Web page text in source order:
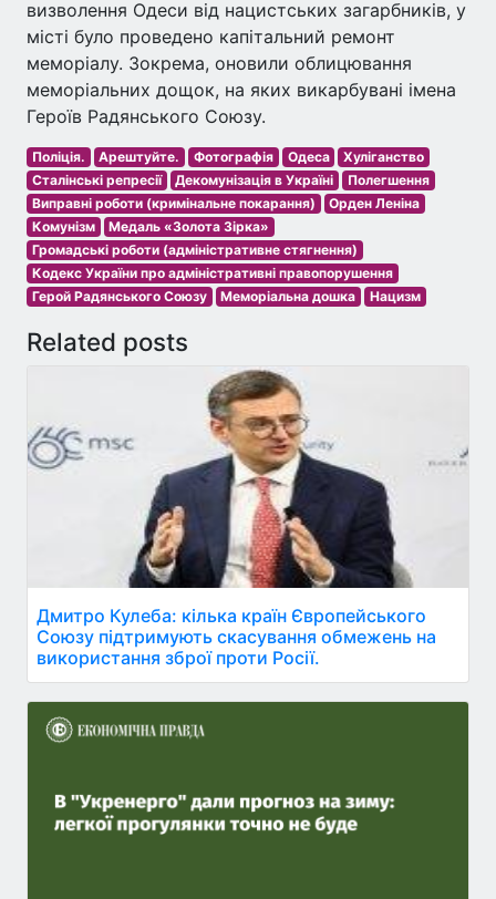
визволення Одеси від нацистських загарбників, у
місті було проведено капітальний ремонт
меморіалу. Зокрема, оновили облицювання
меморіальних дощок, на яких викарбувані імена
Героїв Радянського Союзу.
Поліція. Арештуйте. Фотографія Одеса
Хуліганство
Сталінські репресії
Декомунізація в Україні
Полегшення
Виправні роботи (кримінальне покарання)
Орден Леніна
Комунізм
Медаль «Золота Зірка»
Громадські роботи (адміністративне стягнення)
Кодекс України про адміністративні правопорушення
Герой Радянського Союзу
Меморіальна дошка Нацизм
Related posts
Дмитро Кулеба: кілька країн Європейського
Союзу підтримують скасування обмежень на
використання зброї проти Росії.